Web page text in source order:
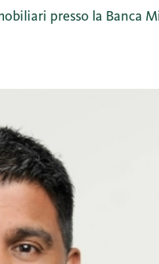
presso la Banca